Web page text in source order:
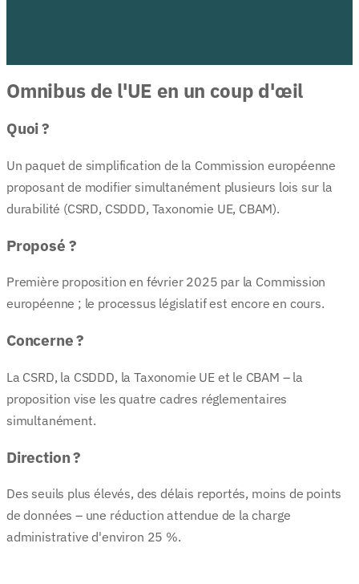
Omnibus de l'UE en un coup d'œil
Quoi ?
Un paquet de simplification de la Commission européenne
proposant de modifier simultanément plusieurs lois sur la
durabilité (CSRD, CSDDD, Taxonomie UE, CBAM).
Proposé ?
Première proposition en février 2025 par la Commission
européenne ; le processus législatif est encore en cours.
Concerne ?
La CSRD, la CSDDD, la Taxonomie UE et le CBAM – la
proposition vise les quatre cadres réglementaires
simultanément.
Direction ?
Des seuils plus élevés, des délais reportés, moins de points
de données – une réduction attendue de la charge
administrative d'environ 25 %.